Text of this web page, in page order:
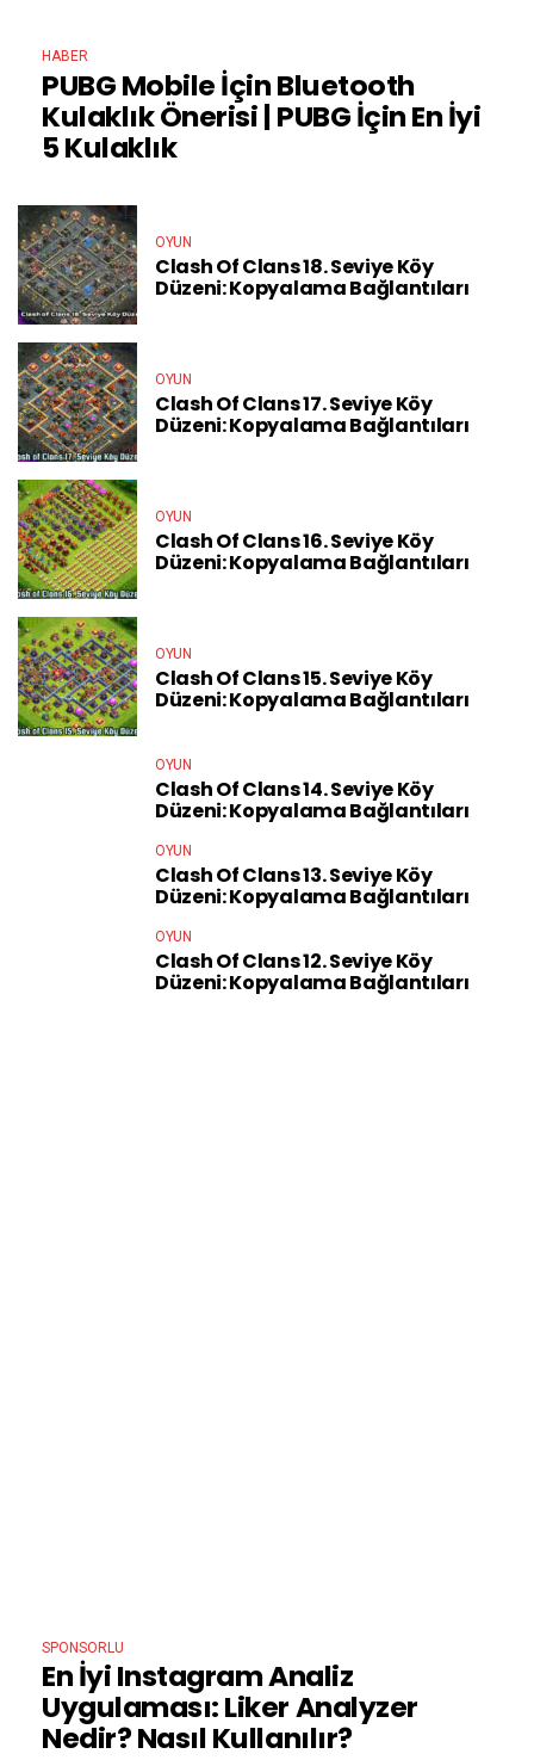
HABER
PUBG Mobile İçin Bluetooth
Kulaklık Önerisi | PUBG İçin En İyi
5 Kulaklık
OYUN
Clash Of Clans 18. Seviye Köy
Düzeni: Kopyalama Bağlantıları
OYUN
Clash Of Clans 17. Seviye Köy
Düzeni: Kopyalama Bağlantıları
OYUN
Clash Of Clans 16. Seviye Köy
Düzeni: Kopyalama Bağlantıları
OYUN
Clash Of Clans 15. Seviye Köy
Düzeni: Kopyalama Bağlantıları
OYUN
Clash Of Clans 14. Seviye Köy
Düzeni: Kopyalama Bağlantıları
OYUN
Clash Of Clans 13. Seviye Köy
Düzeni: Kopyalama Bağlantıları
OYUN
Clash Of Clans 12. Seviye Köy
Düzeni: Kopyalama Bağlantıları
SPONSORLU
En İyi Instagram Analiz
Uygulaması: Liker Analyzer
Nedir? Nasıl Kullanılır?